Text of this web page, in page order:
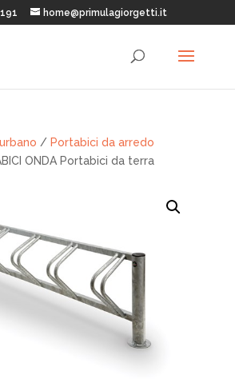
home@primulagiorgetti.it
/ Portabici da arredo
ONDA Portabici da terra